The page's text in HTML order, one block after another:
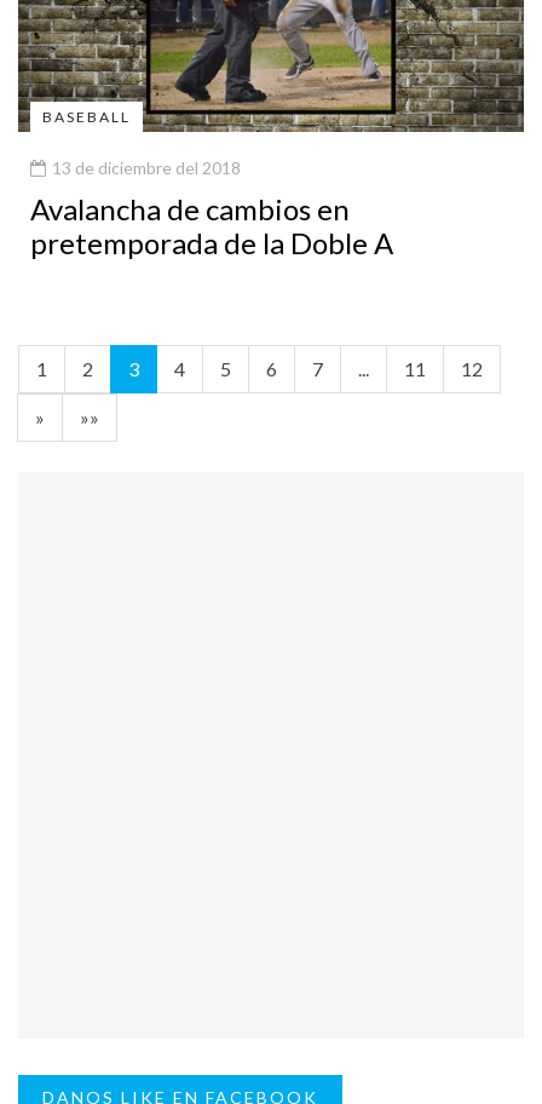
BASEBALL
13 de diciembre del 2018
Avalancha de cambios en
pretemporada de la Doble A
1 2 3 4 5 6 7 ... 11 12
» »»
DANOS LIKE EN FACEBOOK